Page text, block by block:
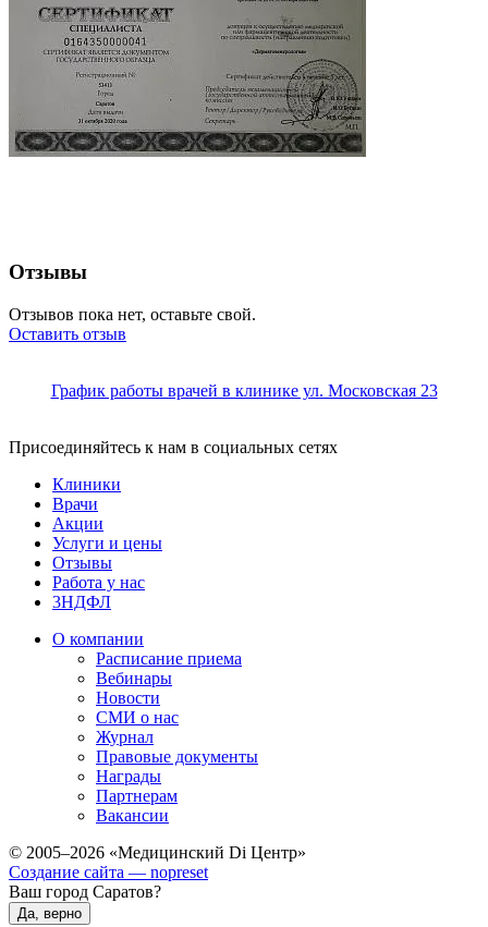
Отзывы
Отзывов пока нет, оставьте свой.
Оставить отзыв
График работы врачей в клинике ул. Московская 23
Присоединяйтесь к нам в социальных сетях
Клиники
Врачи
Акции
Услуги и цены
Отзывы
Работа у нас
3НДФЛ
О компании
Расписание приема
Вебинары
Новости
СМИ о нас
Журнал
Правовые документы
Награды
Партнерам
Вакансии
© 2005–2026 «Медицинский Di Центр»
Создание сайта — nopreset
Ваш город Саратов?
Да, верно